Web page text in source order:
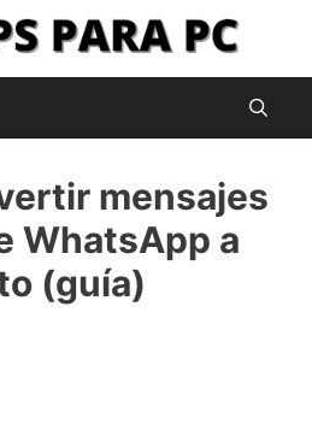
mensajes
WhatsApp a
(guía)